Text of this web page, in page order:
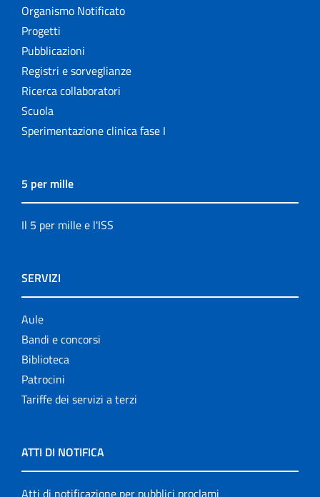
Organismo Notificato
Progetti
Pubblicazioni
Registri e sorveglianze
Ricerca collaboratori
Scuola
Sperimentazione clinica fase I
5 per mille
Il 5 per mille e l'ISS
SERVIZI
Aule
Bandi e concorsi
Biblioteca
Patrocini
Tariffe dei servizi a terzi
ATTI DI NOTIFICA
Atti di notificazione per pubblici proclami